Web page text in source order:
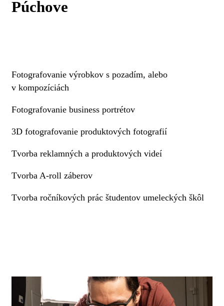
Púchove
Fotografovanie výrobkov s pozadím, alebo
v kompozíciách
Fotografovanie business portrétov
3D fotografovanie produktových fotografií
Tvorba reklamných a produktových videí
Tvorba A-roll záberov
Tvorba ročníkových prác študentov umeleckých škôl